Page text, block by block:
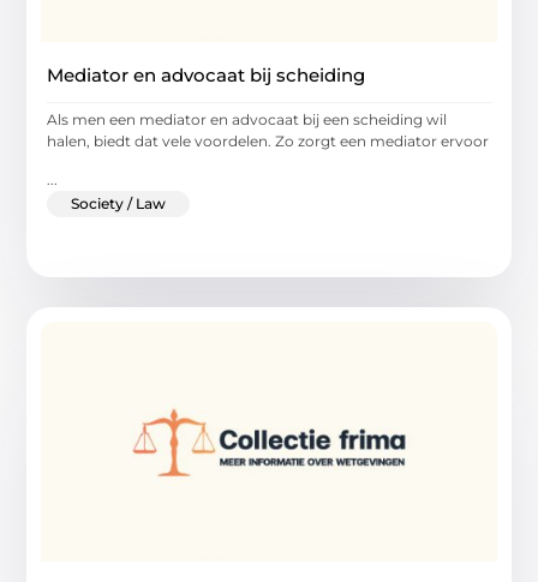
Mediator en advocaat bij scheiding
Als men een mediator en advocaat bij een scheiding wil
halen, biedt dat vele voordelen. Zo zorgt een mediator ervoor
...
Society / Law